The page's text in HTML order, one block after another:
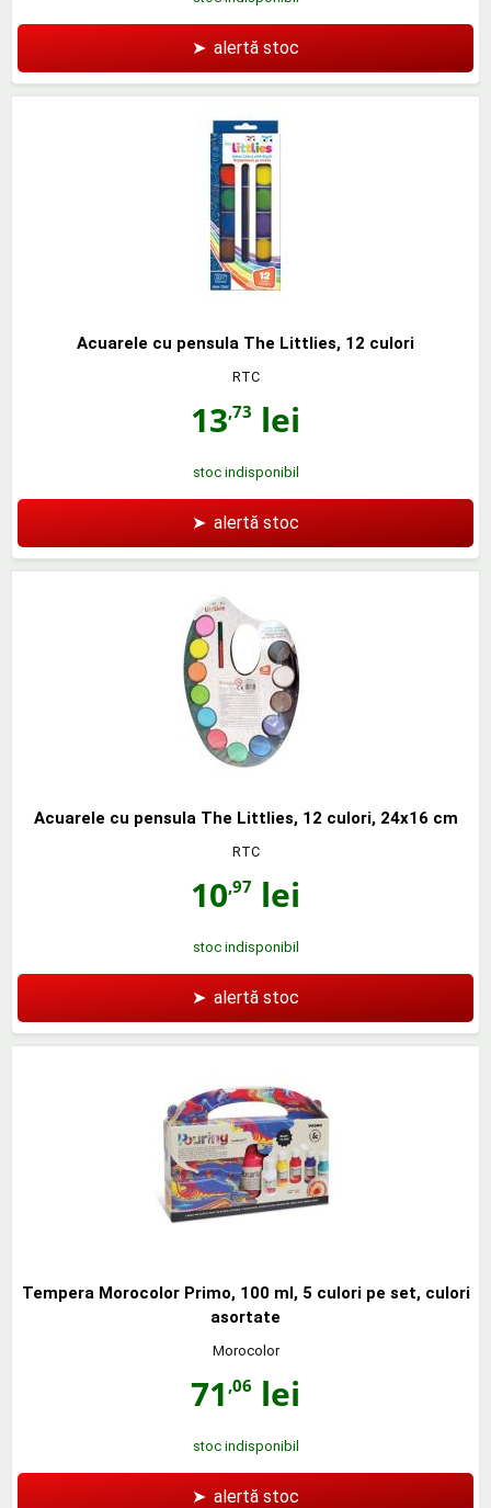
➤ alertă stoc
Acuarele cu pensula The Littlies, 12 culori
RTC
13,73 lei
stoc indisponibil
➤ alertă stoc
Acuarele cu pensula The Littlies, 12 culori, 24x16 cm
RTC
10,97 lei
stoc indisponibil
➤ alertă stoc
Tempera Morocolor Primo, 100 ml, 5 culori pe set, culori
asortate
Morocolor
71 ,06 lei
stoc indisponibil
➤ alertă stoc